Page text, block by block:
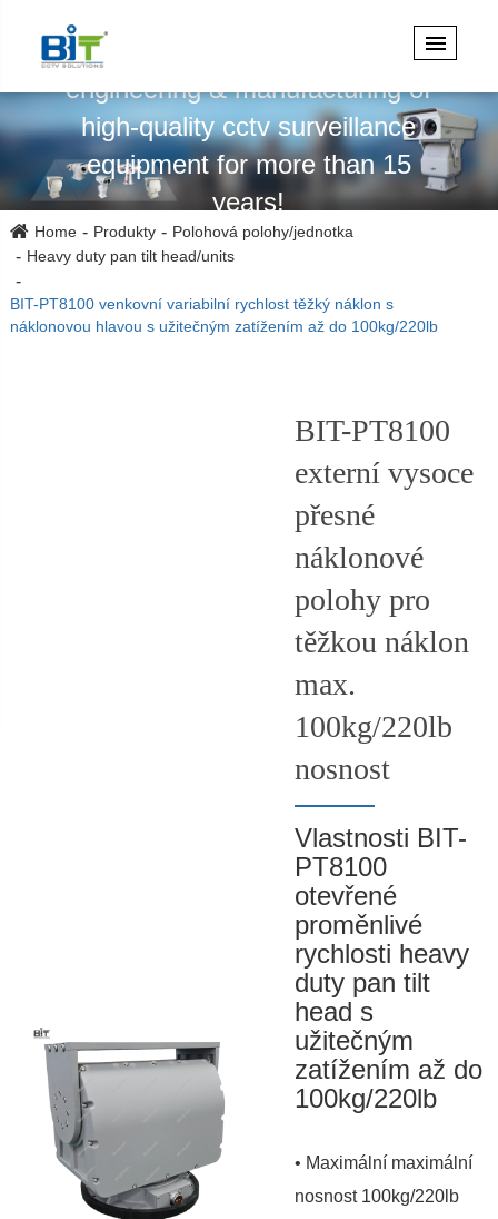
Specializuje se na design,
engineering & manufacturing of
high-quality cctv surveillance
equipment for more than 15
years!
Home Produkty
Polohová polohy/jednotka
Heavy duty pan tilt head/units
BIT-PT8100 venkovní variabilní rychlost těžký náklon s
náklonovou hlavou s užitečným zatížením až do 100kg/220lb
BIT-PT8100
externí vysoce
přesné
náklonové
polohy pro
těžkou náklon
max.
100kg/220lb
nosnost
Vlastnosti BIT-
PT8100
otevřené
proměnlivé
rychlosti heavy
duty pan tilt
head s
užitečným
zatížením až do
100kg/220lb
• Maximální maximální
nosnost 100kg/220lb